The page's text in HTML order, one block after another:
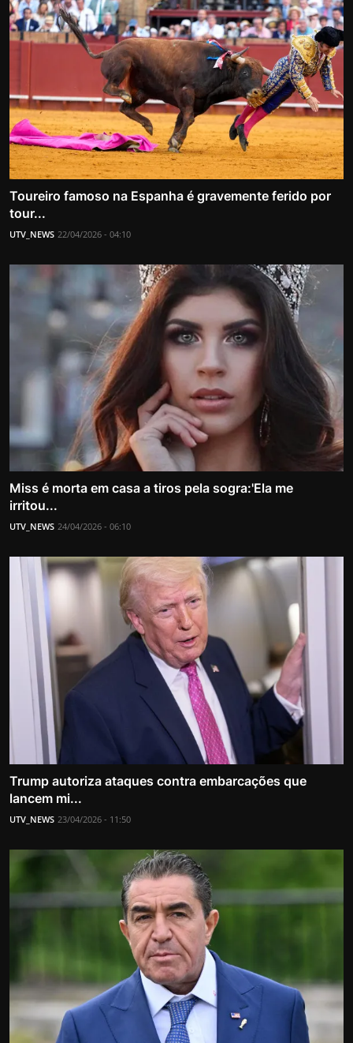
Toureiro famoso na Espanha é gravemente ferido por
tour...
UTV_NEWS 22/04/2026 - 04:10
Miss é morta em casa a tiros pela sogra:'Ela me
irritou...
UTV_NEWS 24/04/2026 - 06:10
Trump autoriza ataques contra embarcações que
lancem mi...
UTV_NEWS 23/04/2026 - 11:50